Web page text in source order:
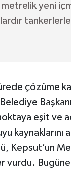
yeni
çözüme
eşit ve
kaynaklarını
Kepsut’un
vurdu.